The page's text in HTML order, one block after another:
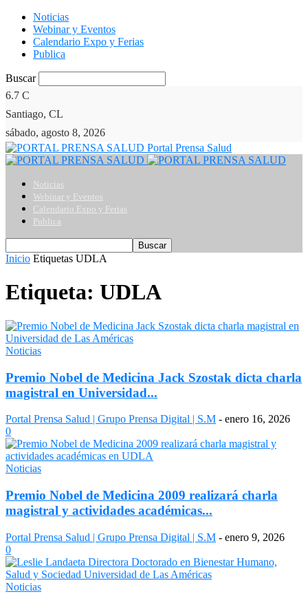
Noticias
Webinar y Eventos
Calendario Expo y Ferias
Publica
Buscar
6.7 C
Santiago, CL
sábado, agosto 8, 2026
Portal Prensa Salud
Noticias
Webinar y Eventos
Calendario Expo y Ferias
Publica
Inicio Etiquetas UDLA
Etiqueta: UDLA
Noticias
Premio Nobel de Medicina Jack Szostak dicta charla
magistral en Universidad...
Portal Prensa Salud | Grupo Prensa Digital | S.M - enero 16, 2026
0
Noticias
Premio Nobel de Medicina 2009 realizará charla
magistral y actividades académicas...
Portal Prensa Salud | Grupo Prensa Digital | S.M - enero 9, 2026
0
Noticias